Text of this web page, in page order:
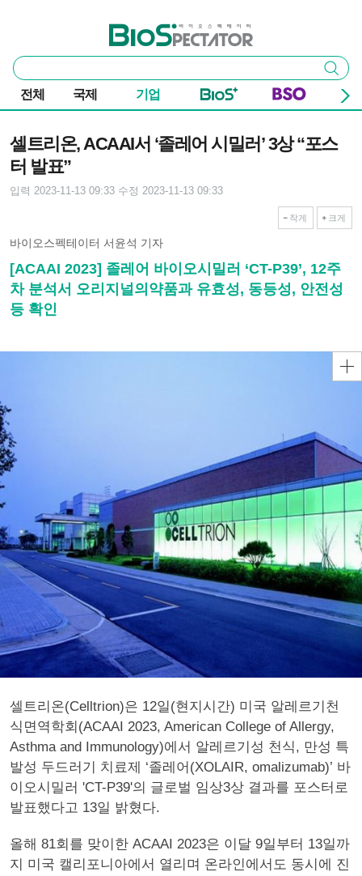
바이오스펙테이터
통
합
검
색
검색
전체 국제 기업
셀트리온, ACAAI서 ‘졸레어 시밀러’ 3상 “포스
터 발표”
입력 2023-11-13 09:33 수정 2023-11-13 09:33
작게 크게
바이오스펙테이터 서윤석 기자
[ACAAI 2023] 졸레어 바이오시밀러 ‘CT-P39’, 12주
차 분석서 오리지널의약품과 유효성, 동등성, 안전성
등 확인
셀트리온(Celltrion)은 12일(현지시간) 미국 알레르기천
식면역학회(ACAAI 2023, American College of Allergy,
Asthma and Immunology)에서 알레르기성 천식, 만성 특
발성 두드러기 치료제 ‘졸레어(XOLAIR, omalizumab)’ 바
이오시밀러 'CT-P39'의 글로벌 임상3상 결과를 포스터로
발표했다고 13일 밝혔다.
올해 81회를 맞이한 ACAAI 2023은 이달 9일부터 13일까
지 미국 캘리포니아에서 열리며 온라인에서도 동시에 진